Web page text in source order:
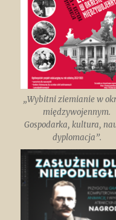
„Wybitni ziemianie w
międzywojennym.
Gospodarka, kultura,
dyplomacja”.